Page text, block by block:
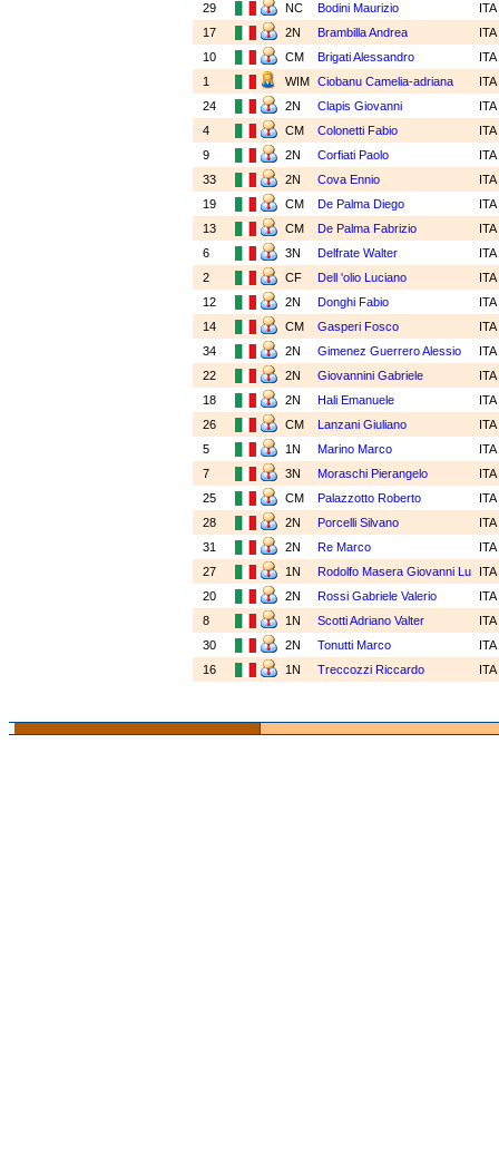
29
NC Bodini Maurizio
ITA
17
2N Brambilla Andrea
ITA
10
CM Brigati Alessandro
ITA
1
WIM Ciobanu Camelia-adriana
ITA
24
2N Clapis Giovanni
ITA
4
CM Colonetti Fabio
ITA
9
2N Corfiati Paolo
ITA
33
2N Cova Ennio
ITA
19
CM De Palma Diego
ITA
13
CM De Palma Fabrizio
ITA
6
3N Delfrate Walter
ITA
2
CF Dell 'olio Luciano
ITA
12
2N Donghi Fabio
ITA
14
CM Gasperi Fosco
ITA
34
2N Gimenez Guerrero Alessio
ITA
22
2N Giovannini Gabriele
ITA
18
2N Hali Emanuele
ITA
26
CM Lanzani Giuliano
ITA
5
1N Marino Marco
ITA
7
3N Moraschi Pierangelo
ITA
25
CM Palazzotto Roberto
ITA
28
2N Porcelli Silvano
ITA
31
2N Re Marco
ITA
27
1N Rodolfo Masera Giovanni Lu
ITA
20
2N Rossi Gabriele Valerio
ITA
8
1N Scotti Adriano Valter
ITA
30
2N Tonutti Marco
ITA
16
1N Treccozzi Riccardo ITA